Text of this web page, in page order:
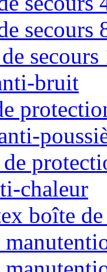
secours
secours
bruit
chaleur
boîte